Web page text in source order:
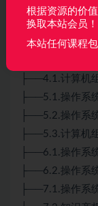
├──32.1.信息
├──32.2.信息
├──33.1.集中
├──4.1.计算机
├──5.1.操作系
├──5.2.操作系
├──5.3.计算机
├──6.1.操作系
├──6.2.操作系
├──7.1.操作系
根据资源的价
换取本站会员！
本站任何课程